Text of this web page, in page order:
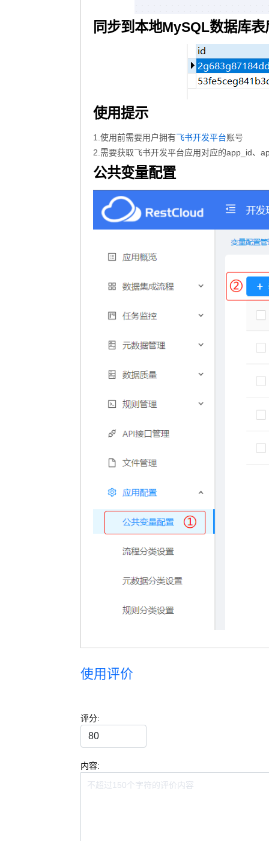
同步到本地MySQL数据库
使用提示
1.使用前需要用户拥有飞书开发平台账号
2.需要获取飞书开发平台应用对应的app_id、
公共变量配置
使用评价
评分:
内容: